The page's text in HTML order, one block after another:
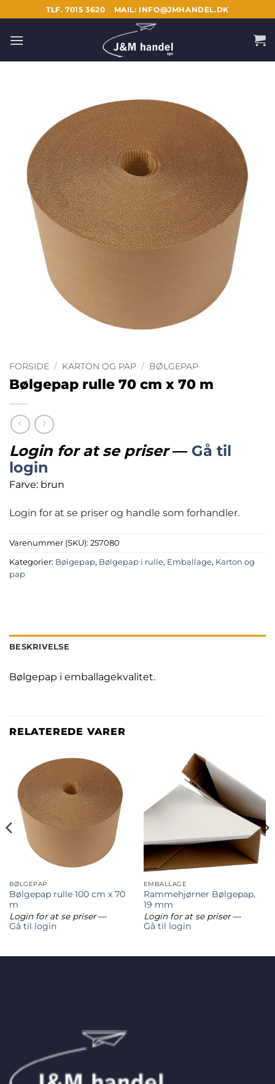
til
indhold
TLF. 7015 3620 MAIL: INFO@JMHANDEL.DK
FORSIDE / KARTON OG PAP / BØLGEPAP
Bølgepap rulle 70 cm x 70 m
Login for at se priser— Gå til
login
Farve: brun
Login for at se priser og handle som forhandler.
Varenummer (SKU): 257080
Kategorier: Bølgepap, Bølgepap i rulle, Emballage, Karton og
pap
BESKRIVELSE
Bølgepap i emballagekvalitet.
RELATEREDE VARER
BØLGEPAP
Bølgepap rulle 100 cm x 70
m
Login for at se priser—
Gå til login
EMBALLAGE
Rammehjørner Bølgepap,
19 mm
Login for at se priser—
Gå til login